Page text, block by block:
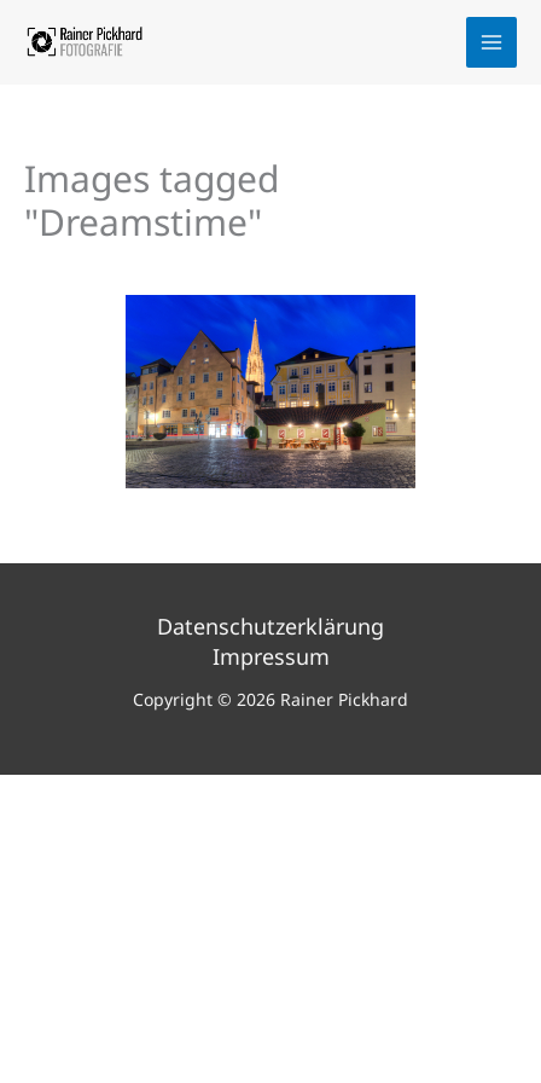
Inhalt
Images tagged
"Dreamstime"
Datenschutzerklärung
Impressum
Copyright © 2026 Rainer Pickhard